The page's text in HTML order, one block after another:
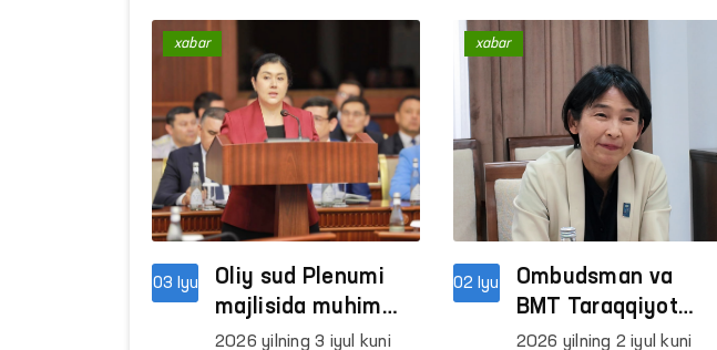
buzilayotgani bo‘yicha
murojaat qildi. U ishlab
kelgan korxona
tomonidan 30 mln
so‘mdan ortiq 1 yillik ish
haqi to‘lab
berilmayotganidan norozi
amaliy yordam so‘ragan.
Mazkur murojaat
Ombudsmanning
Fazilat Allayarova hamda
gender asosidagi
zo‘ravonlik bo‘yicha milliy
tadqiqotchi Malika
Mahmudova bilan
uchrashuv bo‘lib o‘tdi.
03 Iyu
Oliy sud Plenumi
majlisida muhim
qaror loyihalari
2026 yilning 3 iyul kuni
xabar
02 Iyu
Ombudsman va
BMT Taraqqiyot
dasturi 2026 yilga
2026 yilning 2 iyul kuni
xabar